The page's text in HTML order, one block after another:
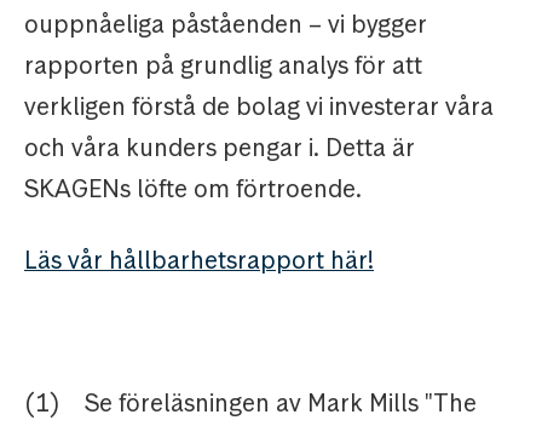
ouppnåeliga påståenden – vi bygger
rapporten på grundlig analys för att
verkligen förstå de bolag vi investerar våra
och våra kunders pengar i. Detta är
SKAGENs löfte om förtroende.
Läs vår hållbarhetsrapport här!
(1) Se föreläsningen av Mark Mills "The